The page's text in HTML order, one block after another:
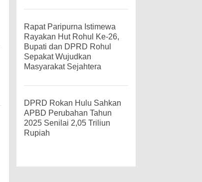
Rapat Paripurna Istimewa
Rayakan Hut Rohul Ke-26,
Bupati dan DPRD Rohul
Sepakat Wujudkan
Masyarakat Sejahtera
DPRD Rokan Hulu Sahkan
APBD Perubahan Tahun
2025 Senilai 2,05 Triliun
Rupiah